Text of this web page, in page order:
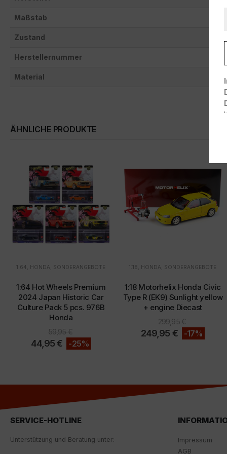
Maßstab
Zustand
Herstellernummer
Material
ÄHNLICHE PRODUKTE
1:64 HONDA SONDERANGEBOTE
1:64 Hot Wheels Premium
2024 Japan Historic Car
Culture Pack 5 pcs. 976B
Honda
59,95€
44,95€ -25%
1:18 HONDA SONDERANGEBOTE
1:18 Motorhelix Honda Civic
Type R (EK9) Sunlight yellow
+ engine Diecast
299,95€
249,95 € -17%
SERVICE-HOTLINE
Unterstützung und Beratung unter:
Impressum
AGB